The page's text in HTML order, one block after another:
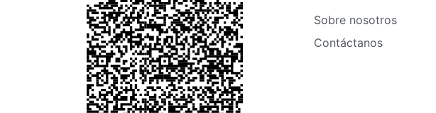
Sobre nosotros
Contáctanos